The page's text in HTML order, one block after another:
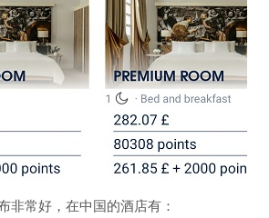
非常好，在中国的酒店有：